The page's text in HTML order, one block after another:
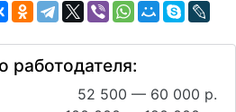
работодателя:
52 500 — 60 000 р.